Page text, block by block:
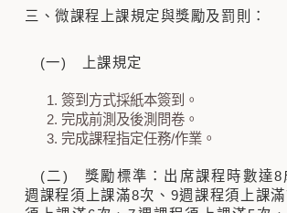
三、微課程上課規定與獎勵及罰則：
(一) 上課規定
簽到方式採紙本簽到。
完成前測及後測問卷。
完成課程指定任務/作業。
(二) 獎勵標準：出席課程時數達8
週課程須上課滿8次、9週課程須上課